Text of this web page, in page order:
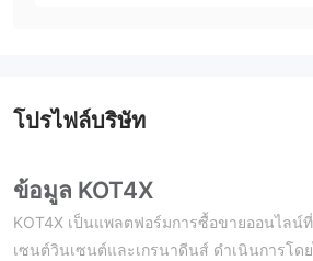
โปรไฟล์บริษัท
ข้อมูล KOT4X
KOT4X เป็นแพลตฟอร์มการซื้อขายออนไลน์
เซนต์วินเซนต์และเกรนาดีนส์ ดำเนินการโด